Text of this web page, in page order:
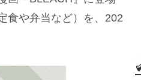
食や弁当など）を、202